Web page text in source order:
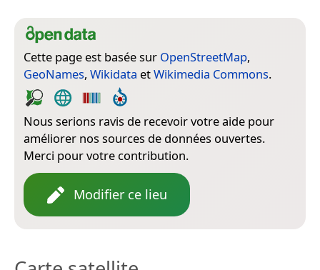
Cette page est basée sur OpenStreetMap,
GeoNames, Wikidata etWikimedia Commons.
Nous serions ravis de recevoir votre aide pour
améliorer nos sources de données ouvertes.
Merci pour votre contribution.
Modifier ce lieu